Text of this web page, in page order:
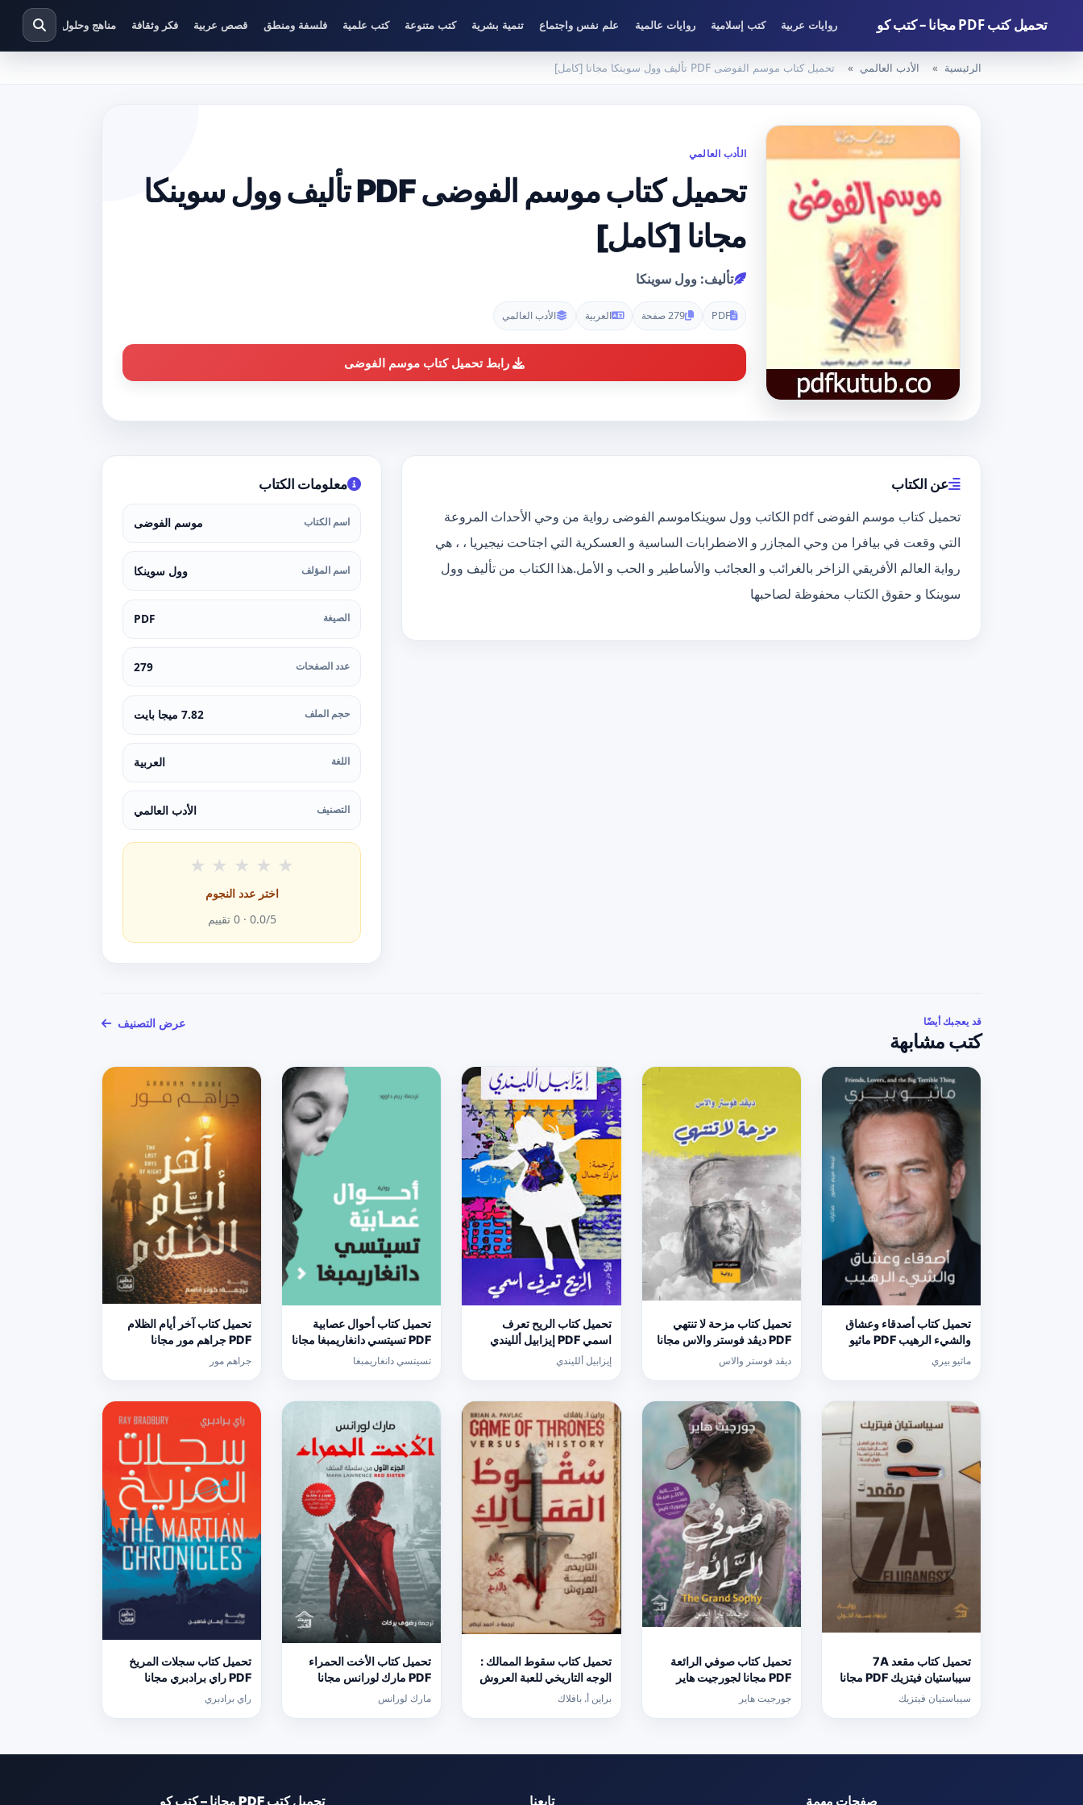
تحميل كتب PDF مجانا – كتب كو روايات عربية كتب إسلامية روايات عالمية علم نفس واجتماع تنمية بشرية كتب متنوعة كتب علمية فلسفة ومنطق قصص عربية فكر وثقافة مناهج وحلول دراسية
الرئيسية الأدب العالمي تحميل كتاب موسم الفوضى PDF تأليف وول سوينكا مجانا [كامل]
الأدب العالمي
تحميل كتاب موسم الفوضى PDF تأليف وول سوينكا
مجانا [كامل]
تأليف: وول سوينكا
PDF 279 صفحة العربية الأدب العالمي
رابط تحميل كتاب موسم الفوضى
عن الكتاب
تحميل كتاب موسم الفوضى pdf الكاتب وول سوينكاموسم الفوضى رواية من وحي الأحداث المروعة
التي وقعت في بيافرا من وحي المجازر و الاضطرابات الساسية و العسكرية التي اجتاحت نيجيريا ، ، هي
رواية العالم الأفريقي الزاخر بالغرائب و العجائب والأساطير و الحب و الأمل.هذا الكتاب من تأليف وول
سوينكا و حقوق الكتاب محفوظة لصاحبها
معلومات الكتاب
اسم الكتاب موسم الفوضى
اسم المؤلف وول سوينكا
الصيغة PDF
عدد الصفحات 279
حجم الملف 7.82 ميجا بايت
اللغة العربية
التصنيف الأدب العالمي
★ ★ ★ ★ ★
اختر عدد النجوم
0.0/5 ·
0 تقييم
قد يعجبك أيضًا
كتب مشابهة
عرض التصنيف
تحميل كتاب أصدقاء وعشاق
والشيء الرهيب PDF ماثيو
بيري مجانا برابط مباشر
ماثيو بيري
تحميل كتاب مزحة لا تنتهي
PDF ديڤد فوستر والاس مجانا
برابط مباشر
ديڤد فوستر والاس
تحميل كتاب الريح تعرف
اسمي PDF إيزابيل ألليندي
مجانا
إيزابيل ألليندي
تحميل كتاب أحوال عصابية
PDF تسيتسي دانغاريمبغا مجانا
تسيتسي دانغاريمبغا
تحميل كتاب آخر أيام الظلام
PDF جراهم مور مجانا
جراهم مور
تحميل كتاب مقعد 7A
سيباستيان فيتزيك PDF مجانا
برابط مباشر
سيباستيان فيتزيك
تحميل كتاب صوفي الرائعة
PDF مجانا لجورجيت هاير
برابط مباشر
جورجيت هاير
تحميل كتاب سقوط الممالك :
الوجه التاريخي للعبة العروش
PDF مجانا
براين أ. بافلاك
تحميل كتاب الأخت الحمراء
PDF مارك لورانس مجانا
برابط مباشر
مارك لورانس
تحميل كتاب سجلات المريخ
PDF راي برادبري مجانا
راي برادبري
صفحات مهمة تابعنا تحميل كتب PDF مجانا – كتب كو